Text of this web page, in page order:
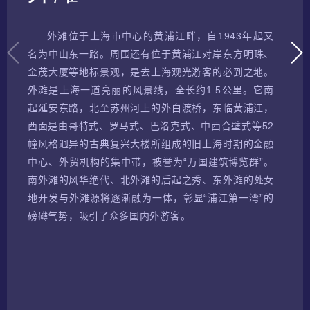
外滩位于上海市中心的黄浦江畔，自 1943年起又
名 为中山东一路。周围还有位于黄浦江对岸东方明珠、
金茂大厦等地标景观，是去上海观光游客的必到之地。
外滩是上海一道亮丽的风 景线 ，全长约1.5 公里。它南
起延安东路，北至苏州河上的外白渡桥， 东临黄浦江，
西面是由哥特式、 罗马式、巴洛克式、中西合壁式等52
幢风格迥异的古典复兴大楼所组成的旧上海时期的金融
中心、外贸机构的集中带，被誉为“万国建筑博览群”。
南外滩的风华绝代、北外滩的后起之秀、 东外滩的处女
地开发与外滩源将逐渐融为一体，彰显“浦江第一湾”的
磅礴气势，吸引了众多国内外游客。